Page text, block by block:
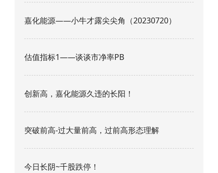
嘉化能源——小牛才露尖尖角（20230720）
估值指标1——谈谈市净率PB
创新高，嘉化能源久违的长阳！
突破前高-过大量前高，过前高形态理解
今日长阴~千股跌停！